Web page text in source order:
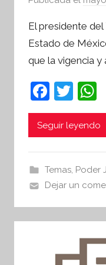
El presidente del
Estado de
que la vigencia y
F
a
c
b
o
o
k
T
w
itt at
Seguir leyendo
Temas, Poder
Dejar un